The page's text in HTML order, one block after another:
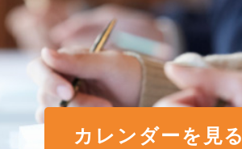
カレンダーを見る